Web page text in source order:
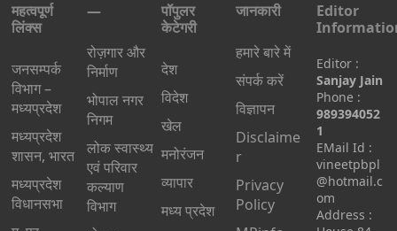
महत्वपूर्ण
लिंक्स
जनसम्पर्क
विभाग –
मध्यप्रदेश
मध्यप्रदेश
शासन, भारत
मध्‍यप्रदेश
विधानसभा
—
रोज़गार और
निर्माण
भोपाल नगर
निगम
लोक स्वास्थ्य
एवं परिवार
कल्याण
विभाग
पॉपुलर
केटेगरी
देश
विदेश
खेल
मनोरंजन
व्यापार
मध्य प्रदेश
जानकारी
हमारे बारे में
संपर्क करें
विज्ञापन
Disclaime
r
Privacy
Policy
Editor
Editor :
Sanjay Jain
Phone :
989394052
1
EMail Id :
vineetpbpl
@hotmail.c
om
Address :